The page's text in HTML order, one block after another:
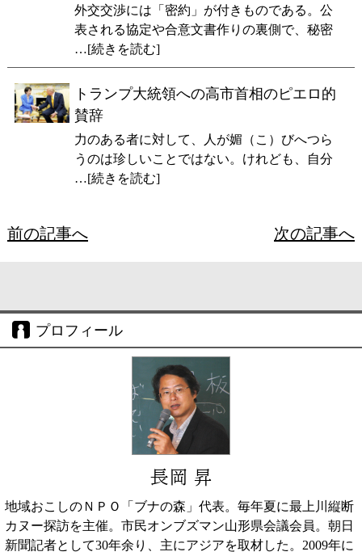
外交交渉には「密約」が付きものである。公
表される協定や合意文書作りの裏側で、秘密
…[続きを読む]
トランプ大統領への高市首相のピエロ的
賛辞
力のある者に対して、人が媚（こ）びへつら
うのは珍しいことではない。けれども、自分
…[続きを読む]
前の記事へ 次の記事へ
プロフィール
長岡 昇
地域おこしのＮＰＯ「ブナの森」代表。毎年夏に最上川縦断
カヌー探訪を主催。市民オンブズマン山形県会議会員。朝日
新聞記者として30年余り、主にアジアを取材した。2009年に